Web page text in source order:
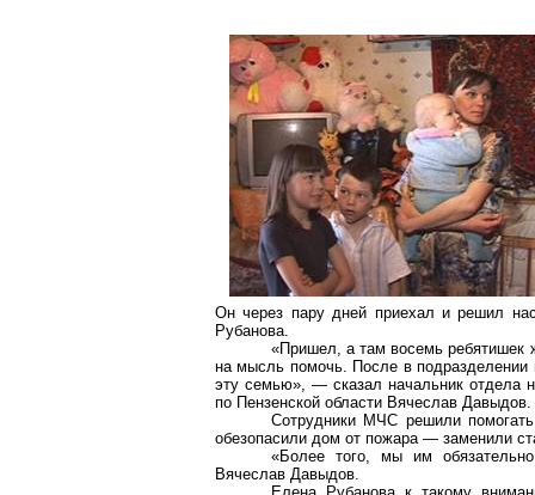
Он через пару дней приехал и решил
Рубанова.
«Пришел, а там восемь ребятишек
на мысль помочь. После в подразделении
эту семью», — сказал начальник отдела
по Пензенской области Вячеслав Давыдов.
Сотрудники МЧС решили
обезопасили дом от пожара — заменили
«Более того, мы им
Вячеслав Давыдов.